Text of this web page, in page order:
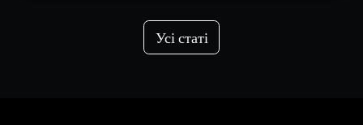
Усі статі